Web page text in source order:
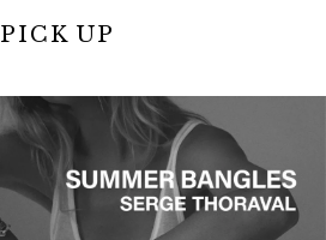
PICK UP